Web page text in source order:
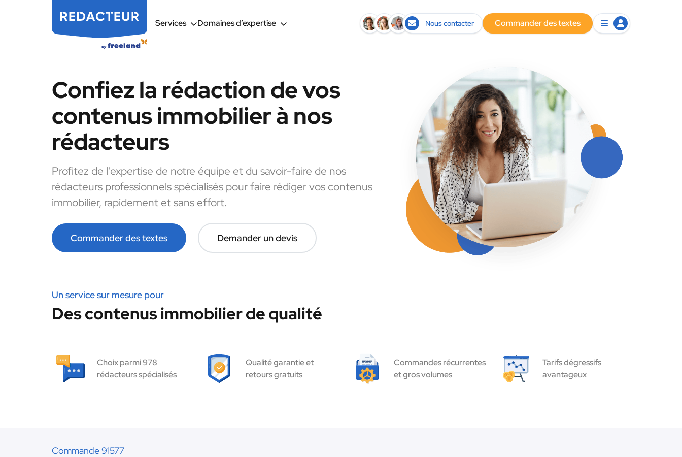
Services Domaines d’expertise Nous contacter Commander des textes
Confiez la rédaction de vos
contenus immobilier à nos
rédacteurs
Profitez de l'expertise de notre équipe et du savoir-faire de nos
rédacteurs professionnels spécialisés pour faire rédiger vos contenus
immobilier, rapidement et sans effort.
Commander des textes Demander un devis
Un service sur mesure pour
Des contenus immobilier de qualité
Choix parmi 978
rédacteurs spécialisés
Qualité garantie et
retours gratuits
Commandes récurrentes
et gros volumes
Tarifs dégressifs
avantageux
Commande 91577